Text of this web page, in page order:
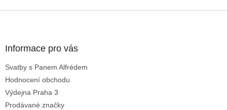
l
Informace pro vás
Svatby s Panem Alfrédem
Hodnocení obchodu
Výdejna Praha 3
Prodávané značky